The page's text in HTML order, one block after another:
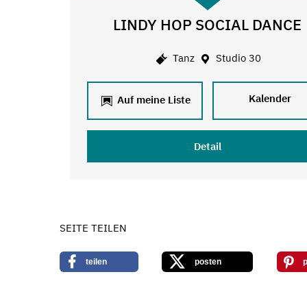
LINDY HOP SOCIAL DANCE
Tanz Studio 30
Auf meine Liste Kalender
Detail
SEITE TEILEN
teilen posten